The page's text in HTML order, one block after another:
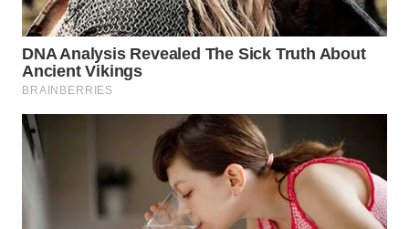
WN
TEBING
TINGGI
PAKPAK